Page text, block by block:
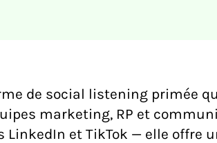
de social listening primée
marketing, RP et
et TikTok — elle offre